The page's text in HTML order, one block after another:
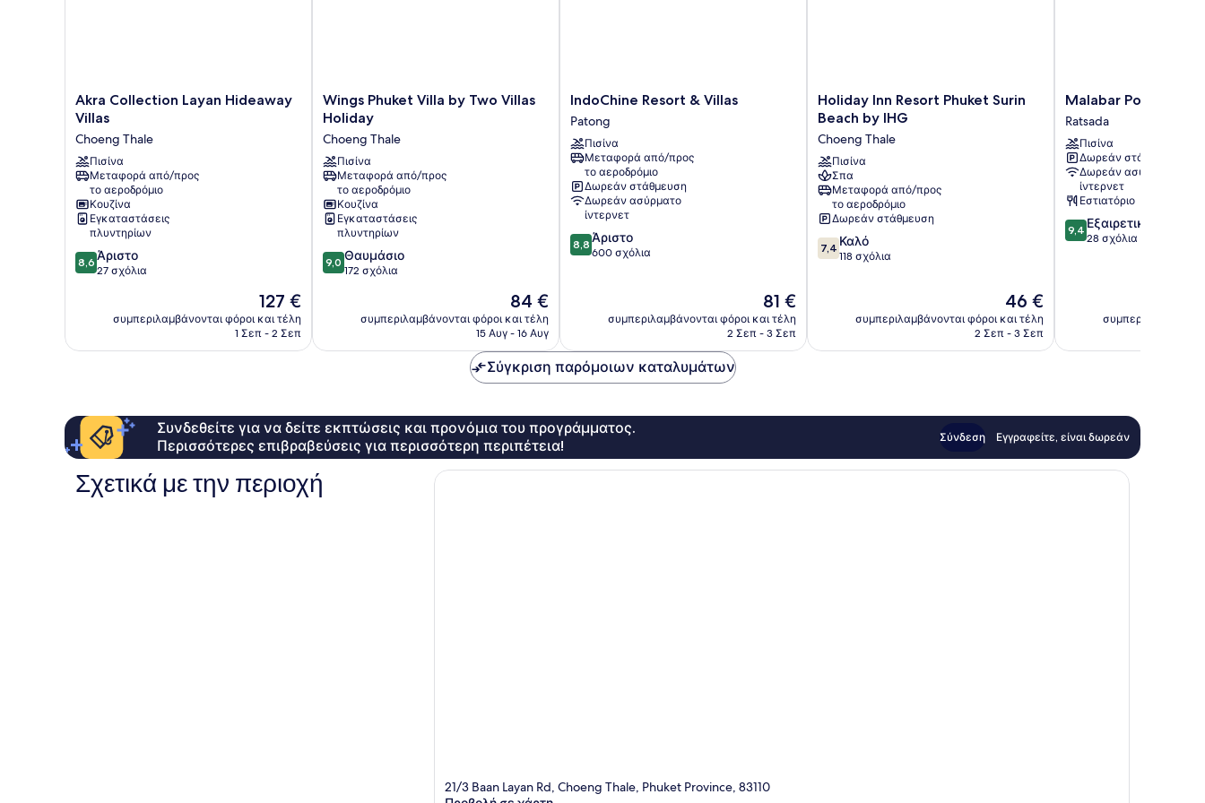
Akra
Collection
Hideaway
Villas
Choeng
Thale
Akra Collection Layan Hideaway
Villas
Choeng Thale
Πισίνα
Μεταφορά από/προς
το αεροδρόμιο
Κουζίνα
Εγκαταστάσεις
πλυντηρίων
8.6
στα
8,6 Άριστο
27 σχόλια
Η
τιμή
είναι
127 €
συμπεριλαμβάνονται φόροι και τέλη
1 Σεπ - 2 Σεπ
Wings
Phuket
by
Two
Villas
Holiday
Choeng
Thale
Wings Phuket Villa by Two Villas
Holiday
Choeng Thale
Πισίνα
Μεταφορά από/προς
το αεροδρόμιο
Κουζίνα
Εγκαταστάσεις
πλυντηρίων
9.0
στα
9,0 Θαυμάσιο
172 σχόλια
Η
τιμή
είναι
84 €
συμπεριλαμβάνονται φόροι και τέλη
15 Αυγ - 16 Αυγ
IndoChine
Resort
&
Villas
Patong
IndoChine Resort & Villas
Patong
Πισίνα
Μεταφορά από/προς
το αεροδρόμιο
Δωρεάν στάθμευση
Δωρεάν ασύρματο
ίντερνετ
8.8
στα
σχόλια
8,8 Άριστο
600 σχόλια
Η
τιμή
είναι
81 €
συμπεριλαμβάνονται φόροι και τέλη
2 Σεπ - 3 Σεπ
Holiday
Inn
Phuket
Surin
Beach
by
IHG
Choeng
Thale
Holiday Inn Resort Phuket Surin
Beach by IHG
Choeng Thale
Πισίνα
Σπα
Μεταφορά από/προς
το αεροδρόμιο
Δωρεάν στάθμευση
7.4
στα
σχόλια
7,4 Καλό
118 σχόλια
Η
τιμή
είναι
46 €
συμπεριλαμβάνονται φόροι και τέλη
2 Σεπ - 3 Σεπ
Malabar
Pool
Villa
Phuket
Ratsada
Malabar Pool
Ratsada
Πισίνα
Δωρεάν στάθμευση
Δωρεάν ασύρματο
ίντερνετ
Εστιατόριο
9.4
στα
9,4 Εξαιρετικό
28 σχόλια
Σύγκριση παρόμοιων καταλυμάτων
Συνδεθείτε για να δείτε εκπτώσεις και προνόμια του προγράμματος.
Περισσότερες επιβραβεύσεις για περισσότερη περιπέτεια!
Σύνδεση Εγγραφείτε, είναι δωρεάν
Σχετικά με την περιοχή
21/3 Baan Layan Rd, Choeng Thale, Phuket Province, 83110